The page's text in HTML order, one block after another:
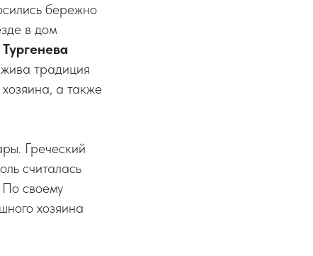
бережно
в дом
традиция
а также
Греческий
считалась
своему
хозяина